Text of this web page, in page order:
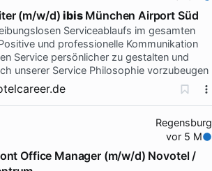
(m/w/d)ibisMünchen Airport Süd
Serviceablaufs im gesamten
und professionelle Kommunikation
Service persönlicher zu gestalten und
unserer Service Philosophie vorzubeugen
Regensburg
vor 5 M
Office Manager (m/w/d) Novotel /